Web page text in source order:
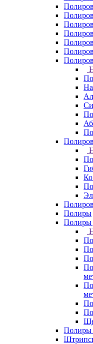
Полиры
Полиры
Полиры